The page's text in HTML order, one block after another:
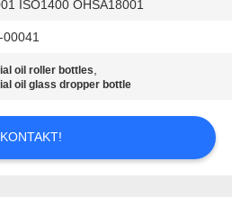
ISO1400 OHSA18001
00041
oil roller bottles,
oil glass dropper bottle
KONTAKT!